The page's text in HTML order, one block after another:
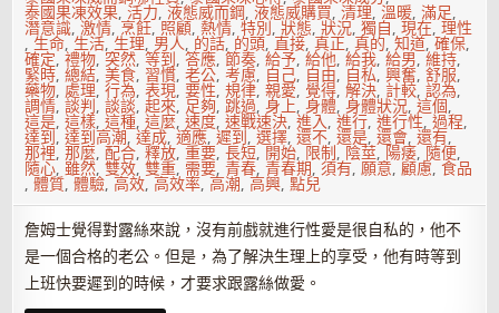
泰國果凍效果,活力,液態威而鋼,液態威購買,清理,溫暖,滿足,
潛意識,激情, 烹飪, 照顧,熱情,特別,狀態,狀況,獨自,現在,理性
,生命,生活,生理, 男人, 的話, 的頭,直接,真正,真的,知道,確保,
確定,禮物,突然,等到,答應,節奏,給予,給他,給我,給男,維持,
緊時,總結,美食, 習慣,老公,考慮, 自己, 自由, 自私,興奮,舒服,
藥物,處理,行為,表現,要性,規律,親愛, 覺得,解決, 計較,認為,
調情,談判,談談,起來, 足夠,跳過,身上,身體,身體狀況,這個,
這是,這樣,這種,這麼,速度,速戰速決,進入,進行,進行性,過程,
達到,達到高潮,達成,適應,遲到,選擇,還不,還是,還會,還有,
那裡,那麼,配合,釋放,重要,長短, 開始, 限制, 陰莖, 陽痿, 隨便,
隨心,雖然,雙效,雙重, 需要,青春,青春期,須有,願意,顧慮,食品
,體質,體驗,高效,高效率,高潮,高興,點兒
詹姆士覺得對露絲來說，沒有前戲就進行性愛是很自私的，他不
是一個合格的老公。但是，為了解決生理上的享受，他有時等到
上班快要遲到的時候，才要求跟露絲做愛。